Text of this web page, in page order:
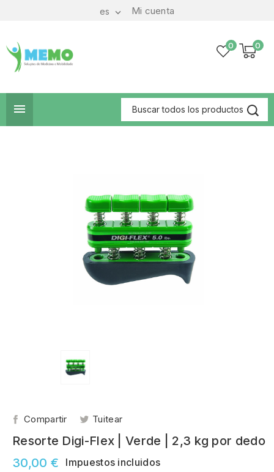
Mi cuenta
es 
0
0

Compartir Tuitear
Resorte Digi-Flex | Verde | 2,3 kg por dedo
30,00 €
Impuestos incluidos